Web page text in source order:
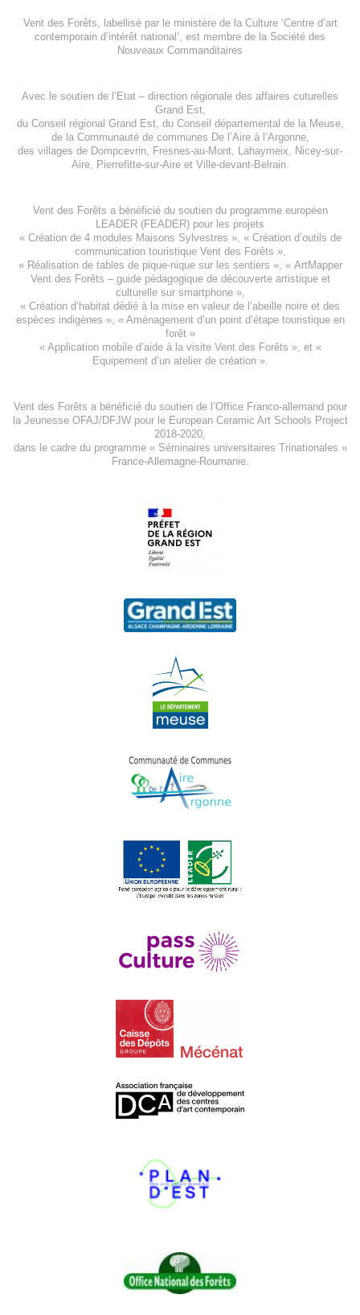
Vent des Forêts, labellisé par le ministère de la Culture ‘Centre d’art
contemporain d’intérêt national’, est membre de la Société des
Nouveaux Commanditaires
Avec le soutien de l’Etat – direction régionale des affaires cuturelles
Grand Est,
du Conseil régional Grand Est, du Conseil départemental de la Meuse,
de la Communauté de communes De l’Aire à l’Argonne,
des villages de Dompcevrin Fresnes-au-Mont Lahaymeix
Nicey-sur-
Aire, Pierrefitte-sur-Aireet Ville-devant-Belrain.
Vent des Forêts a bénéficié du soutien du programme européen
LEADER (FEADER) pour les projets
« Création de 4 modules Maisons Sylvestres », « Création d’outils de
communication touristique Vent des Forêts »,
« Réalisation de tables de pique-nique sur les sentiers », « ArtMapper
Vent des Forêts – guide pédagogique de découverte artistique et
culturelle sur smartphone »,
« Création d’habitat dédié à la mise en valeur de l’abeille noire et des
espèces indigènes », « Aménagement d’un point d’étape touristique en
forêt»
« Application mobile d’aide à la visite Vent des Forêts », et «
Equipement d’un atelier de création».
Vent des Forêts a bénéficié du soutien de l’Office Franco-allemand pour
la Jeunesse OFAJ/DFJWpour leEuropean Ceramic Art Schools Project
2018-2020
dans le cadre du programme « Séminaires universitaires Trinationales »
France-Allemagne-Roumanie.